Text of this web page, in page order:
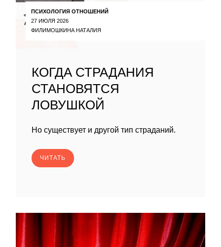
ПСИХОЛОГИЯ ОТНОШЕНИЙ
27 ИЮЛЯ 2026
ФИЛИМОШКИНА НАТАЛИЯ
КОГДА СТРАДАНИЯ
СТАНОВЯТСЯ
ЛОВУШКОЙ
Но существует и другой тип страданий.
ЧИТАТЬ